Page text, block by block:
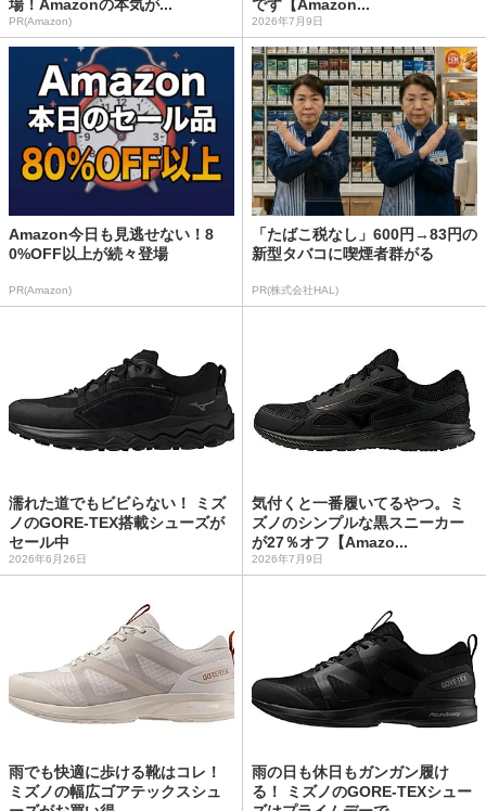
場！Amazonの本気が...
PR(Amazon)
です【Amazon...
2026年7月9日
Amazon今日も見逃せない！8
0%OFF以上が続々登場
PR(Amazon)
「たばこ税なし」600円→83円の
新型タバコに喫煙者群がる
PR(株式会社HAL)
濡れた道でもビビらない！ ミズ
ノのGORE-TEX搭載シューズが
セール中
2026年6月26日
気付くと一番履いてるやつ。ミ
ズノのシンプルな黒スニーカー
が27％オフ【Amazo...
2026年7月9日
雨でも快適に歩ける靴はコレ！
ミズノの幅広ゴアテックスシュ
雨の日も休日もガンガン履け
る！ ミズノのGORE-TEXシュー